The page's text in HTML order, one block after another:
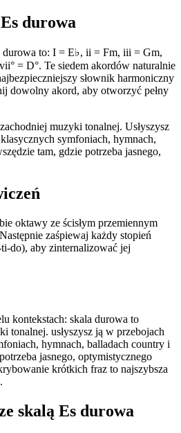
durowa
to: I = E♭, ii = Fm, iii = Gm,
= D°. Te siedem akordów naturalnie
słownik harmoniczny
dowolny akord, aby otworzyć pełny
muzyki tonalnej. Usłyszysz
symfoniach, hymnach,
tam, gdzie potrzeba jasnego,
oktawy ze ścisłym przemiennym
zaśpiewaj każdy stopień
do), aby zinternalizować jej
kontekstach: skala durowa to
tonalnej. usłyszysz ją w przebojach
hymnach, balladach country i
jasnego, optymistycznego
krótkich fraz to najszybsza
skalą Es durowa